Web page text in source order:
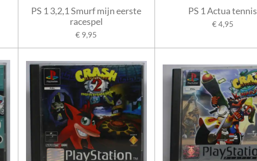
PS 1 3,2,1 Smurf mijn eerste
racespel
€ 9,95
PS 1 Actua tennis
€ 4,95